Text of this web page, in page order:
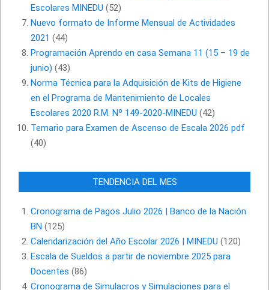
Escolares MINEDU (52)
Nuevo formato de Informe Mensual de Actividades
2021 (44)
Programación Aprendo en casa Semana 11 (15 – 19 de
junio) (43)
Norma Técnica para la Adquisición de Kits de Higiene
en el Programa de Mantenimiento de Locales
Escolares 2020 R.M. Nº 149-2020-MINEDU (42)
Temario para Examen de Ascenso de Escala 2026 pdf
(40)
TENDENCIA DEL MES
Cronograma de Pagos Julio 2026 | Banco de la Nación
BN (125)
Calendarización del Año Escolar 2026 | MINEDU (120)
Escala de Sueldos a partir de noviembre 2025 para
Docentes (86)
Cronograma de Simulacros y Simulaciones para el